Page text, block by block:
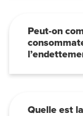
Peut-on
Quelle est